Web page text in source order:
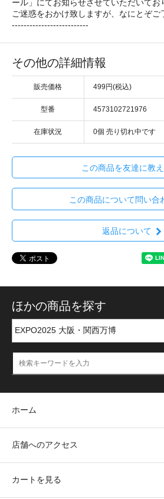
ール」にてお知らせさせていただいてお
ご迷惑をおかけ致しますが、なにとぞご
--------------------------
その他の詳細情報
販売価格 499円(税込)
型番 4573102721976
在庫状況 0個 売り切れ中です
この商品を友達に教
この商品について問い合
返品について
ほかの商品を探す
ホーム
店舗へのアクセス
カートを見る